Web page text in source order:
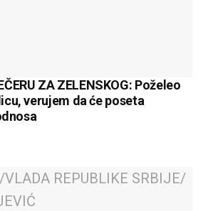
ZA ZELENSKOG: Poželeo
verujem da će poseta